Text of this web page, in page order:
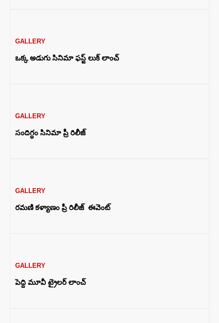
GALLERY
ఒక్క అడుగు సినిమా ఫస్ట్ లుక్ లాంచ్
GALLERY
సందిగ్ధం సినిమా ప్రీ రిలీజ్
GALLERY
రమణి కళ్యాణం ప్రీ రిలీజ్ ఈవెంట్
GALLERY
పెద్ది మూవీ ట్రైలర్ లాంచ్